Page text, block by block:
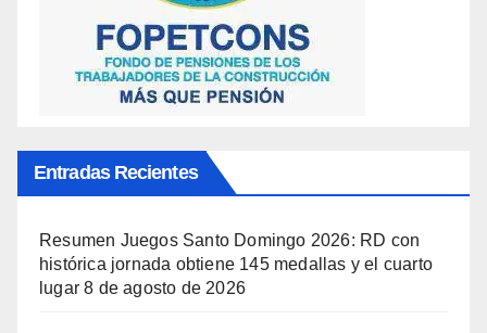
Entradas Recientes
Resumen Juegos Santo Domingo 2026: RD con
histórica jornada obtiene 145 medallas y el cuarto
lugar 8 de agosto de 2026